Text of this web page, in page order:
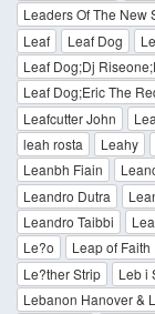
Leaders Of The New
Leaf
Leaf Dog
Leaf Dog;Dj
Leaf Dog;Eric The
Leafcutter John
leah rosta
Leahy
Leanbh Fiain
Leandro Dutra
Leandro Taibbi
Le?o
Leap of Faith
Le?ther Strip
Leb i
Lebanon Hanover &